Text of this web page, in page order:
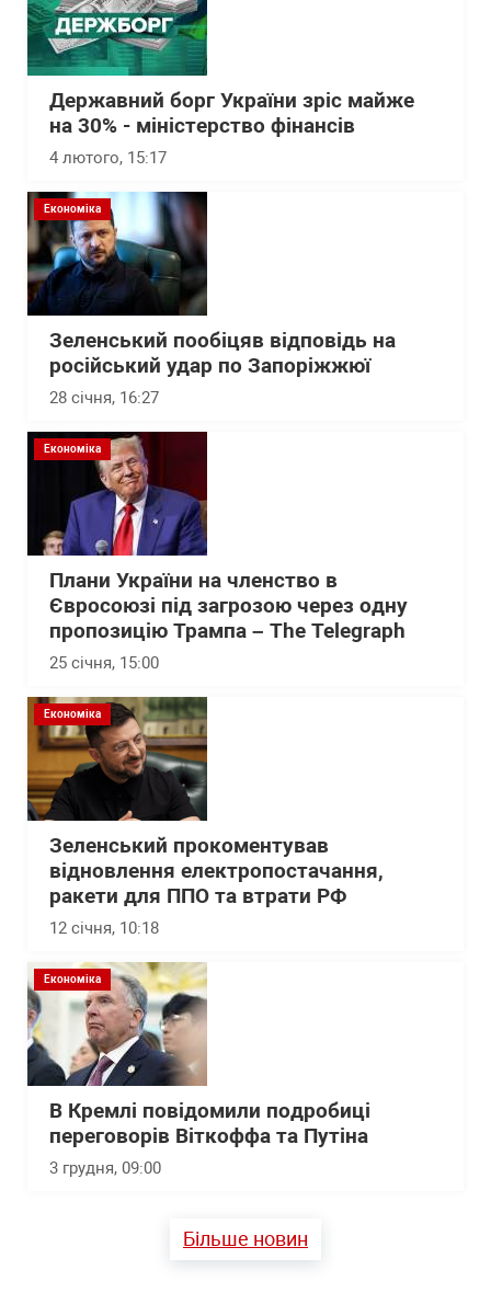
Державний борг України зріс майже
на 30% - міністерство фінансів
4 лютого, 15:17
Економіка
Зеленський пообіцяв відповідь на
російський удар по Запоріжжюї
28 січня, 16:27
Економіка
Плани України на членство в
Євросоюзі під загрозою через одну
пропозицію Трампа – The Telegraph
25 січня, 15:00
Економіка
Зеленський прокоментував
відновлення електропостачання,
ракети для ППО та втрати РФ
12 січня, 10:18
Економіка
В Кремлі повідомили подробиці
переговорів Віткоффа та Путіна
3 грудня, 09:00
Більше новин